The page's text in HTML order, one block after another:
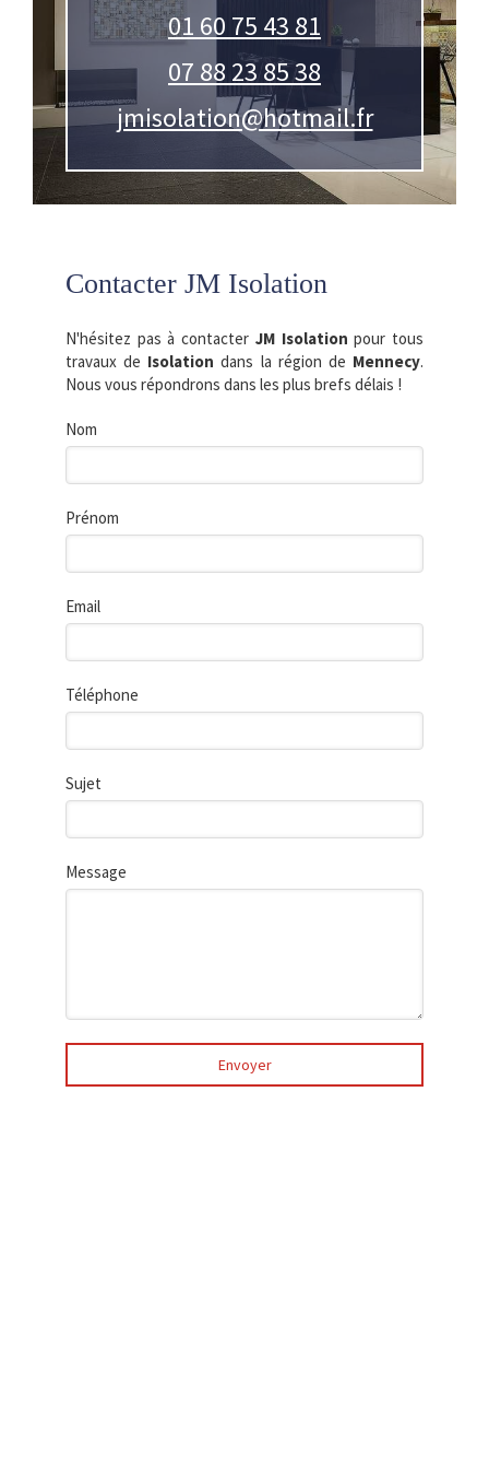
01 60 75 43 81
07 88 23 85 38
jmisolation@hotmail.fr
Contacter JM Isolation
N'hésitez pas à contacter JM Isolation pour tous
travaux de Isolationdans la région de Mennecy.
Nous vous répondrons dans les plus brefs délais !
Nom
Prénom
Email
Téléphone
Sujet
Message
Envoyer